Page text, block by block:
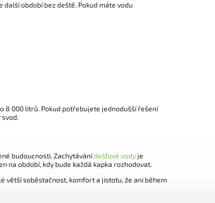
období bez deště. Pokud máte vodu
8 000 litrů. Pokud potřebujete jednodušší řešení
budoucnosti. Zachytávánídešťové vody je
na období, kdy bude každá kapka rozhodovat.
větší soběstačnost, komfort a jistotu, že ani během